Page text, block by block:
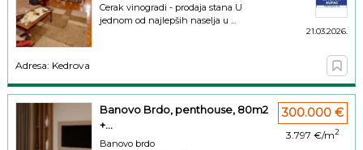
Cerak vinogradi - prodaja stana U
jednom od najlepših naselja u ...
21.03.2026.
Adresa: Kedrova
Banovo Brdo, penthouse, 80m2
+...
Banovo brdo
300.000 €
3.797 €/m2